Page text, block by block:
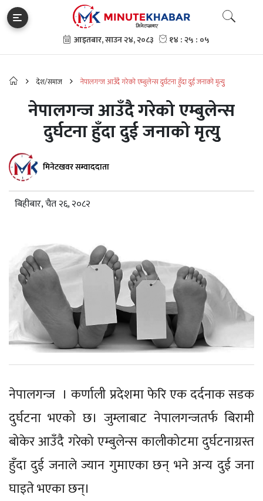
देश/समाज नेपालगन्ज आउँदै गरेको एम्बुलेन्स दुर्घटना हुँदा दुई जनाको मृत्युु
नेपालगन्ज आउँदै गरेको एम्बुलेन्स
दुर्घटना हुँदा दुई जनाको मृत्युु
मिनेटखवर सम्वाददाता
बिहीबार, चैत २६, २०८२
नेपालगन्ज । कर्णाली प्रदेशमा फेरि एक दर्दनाक सडक
दुर्घटना भएको छ। जुम्लाबाट नेपालगन्जतर्फ बिरामी
बोकेर आउँदै गरेको एम्बुलेन्स कालीकोटमा दुर्घटनाग्रस्त
हुँदा दुई जनाले ज्यान गुमाएका छन् भने अन्य दुई जना
घाइते भएका छन्।